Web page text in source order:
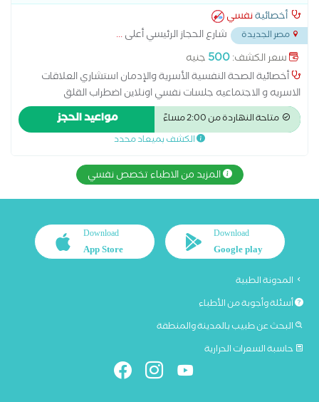
أخصائيةنفسي
مصر الجديدة شارع الحجاز الرئيسي أعلى...
سعر الكشف:500 جنيه
أخصائية الصحة النفسية الأسرية والإدمان استشاري العلاقات
الاسريه و الاجتماعيه جلسات نفسي اونلاين اضطراب القلق
الاضطرابات النفسية اضطراب الوسواس القهري الاضطراب ثنائي
القطب الاضطرابات السلوكية والوجدانية المشاكل الزوجية والأسرية
جلسات علاج نفسي طب نفسى الأطفال علاج الأمراض النفسية
إدمان المخدرات والخمور
متاحة النهاردة من 2:00 مساءً مواعيد الحجز
الكشف بميعاد محدد
المزيد من الاطباء تخصص نفسي
Download
Google play
Download
App Store
المدونة الطبية
أسئلة وأجوبة من الأطباء
البحث عن طبيب بالمدينة والمنطقة
حاسبة السعرات الحرارية